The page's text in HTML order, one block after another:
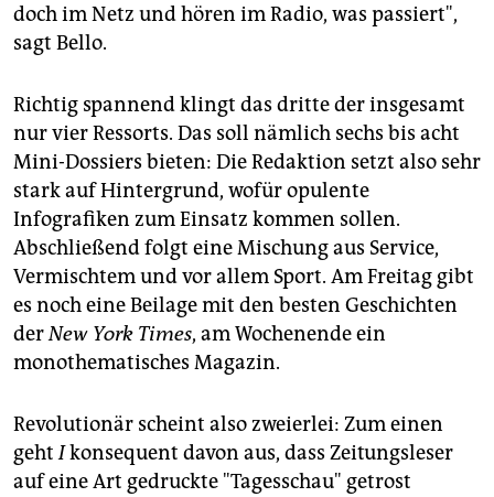
doch im Netz und hören im Radio, was passiert",
sagt Bello.
Richtig spannend klingt das dritte der insgesamt
nur vier Ressorts. Das soll nämlich sechs bis acht
Mini-Dossiers bieten: Die Redaktion setzt also sehr
stark auf Hintergrund, wofür opulente
Infografiken zum Einsatz kommen sollen.
Abschließend folgt eine Mischung aus Service,
Vermischtem und vor allem Sport. Am Freitag gibt
es noch eine Beilage mit den besten Geschichten
derNew York Times, am Wochenende ein
monothematisches Magazin.
Revolutionär scheint also zweierlei: Zum einen
gehtIkonsequent davon aus, dass Zeitungsleser
auf eine Art gedruckte "Tagesschau" getrost